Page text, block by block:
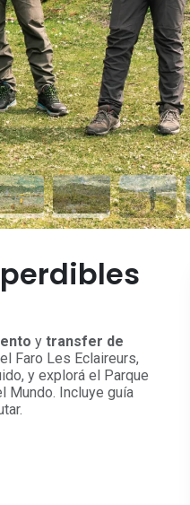
y transfer de
Faro Les Eclaireurs,
y explorá el Parque
Mundo. Incluye guía